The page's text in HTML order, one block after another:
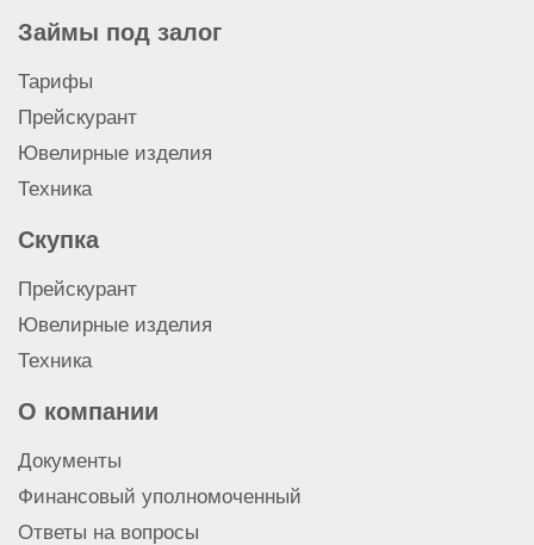
Займы под залог
Тарифы
Прейскурант
Ювелирные изделия
Техника
Скупка
Прейскурант
Ювелирные изделия
Техника
О компании
Документы
Финансовый уполномоченный
Ответы на вопросы